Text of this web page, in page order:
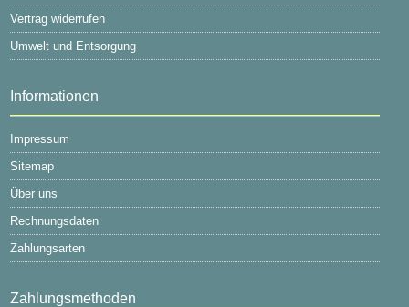
Vertrag widerrufen
Umwelt und Entsorgung
Informationen
Impressum
Sitemap
Über uns
Rechnungsdaten
Zahlungsarten
Zahlungsmethoden